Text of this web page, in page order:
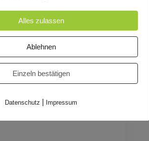
zum Dank drei
reichen Mann und seine
alten Märchen für alle ab 4
Alles zulassen
Ablehnen
Einzeln bestätigen
Datenschutz Impressum